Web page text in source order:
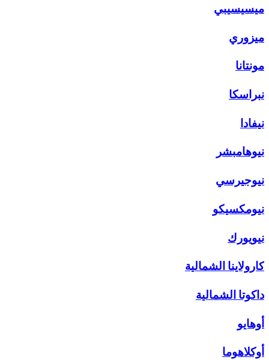
ميسيسيبي
ميزوري
مونتانا
نبراسكا
نيفادا
نيوهامبشر
نيوجيرسي
نيومكسيكو
نيويورك
كارولاينا الشمالية
داكوتا الشمالية
أوهايو
أوكلاهوما